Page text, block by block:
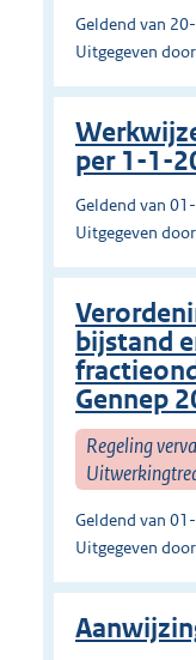
Geldend van
Uitgegeven
per 1-1-
Geldend van
Uitgegeven
bijstand
Gennep
Regeling
Geldend van
Uitgegeven